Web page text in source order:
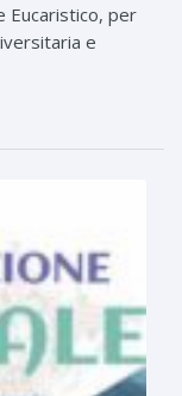
Eucaristico, per
e